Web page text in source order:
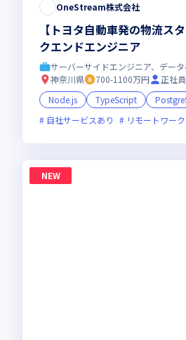
OneStream株式会社
【トヨタ自動車発の物流ス
クエンドエンジニア
サーバーサイドエンジニア、デー
神奈川県
700-1100万円
正社員
Node.js
TypeScript
自社サービスあり
リモートワー
NEW